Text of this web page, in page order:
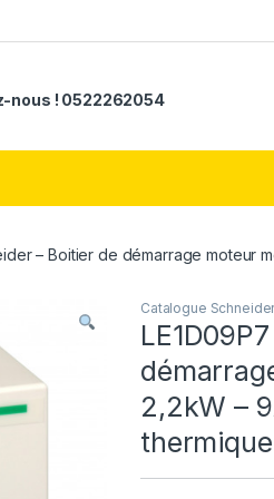
nous ! 0522262054
– Boitier de démarrage moteur
Catalogue
2,2kW –
thermique